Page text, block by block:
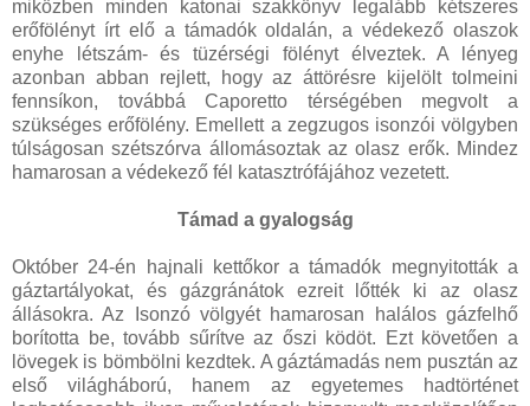
miközben minden katonai szakkönyv legalább kétszeres
erőfölényt írt elő a támadók oldalán, a védekező olaszok
enyhe létszám- és tüzérségi fölényt élveztek. A lényeg
azonban abban rejlett, hogy az áttörésre kijelölt tolmeini
fennsíkon, továbbá Caporetto térségében megvolt a
szükséges erőfölény. Emellett a zegzugos isonzói völgyben
túlságosan szétszórva állomásoztak az olasz erők. Mindez
hamarosan a védekező fél katasztrófájához vezetett.
Támad a gyalogság
Október 24-én hajnali kettőkor a támadók megnyitották a
gáztartályokat, és gázgránátok ezreit lőtték ki az olasz
állásokra. Az Isonzó völgyét hamarosan halálos gázfelhő
borította be, tovább sűrítve az őszi ködöt. Ezt követően a
lövegek is bömbölni kezdtek. A gáztámadás nem pusztán az
első világháború, hanem az egyetemes hadtörténet